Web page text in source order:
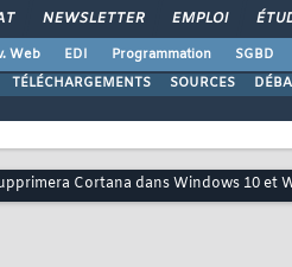
NEWSLETTER EMPLOI
Web EDI Programmation SGBD
TÉLÉCHARGEMENTS SOURCES
Cortana dans Windows 10 et